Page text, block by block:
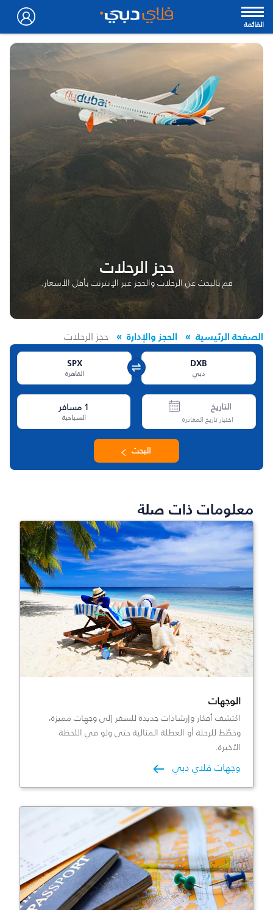
القائمة
حجز الرحلات
قم بالبحث عن الرحلات والحجز عبر الإنترنت بأقل الأسعار.
الصفحة الرئيسية الحجز والإدارة
حجز الرحلات
DXB
دبي
SPX
القاهرة
التاريخ
اختيار تاريخ المغادرة
1 مسافر
السياحية
البحث
معلومات ذات صلة
الوجهات
اكتشف أفكار وإرشادات جديدة للسفر إلى وجهات مميزة،
وخطّط للرحلة أو العطلة المثالية حتى ولو في اللحظة
الأخيرة.
وجهات فلاي دبي